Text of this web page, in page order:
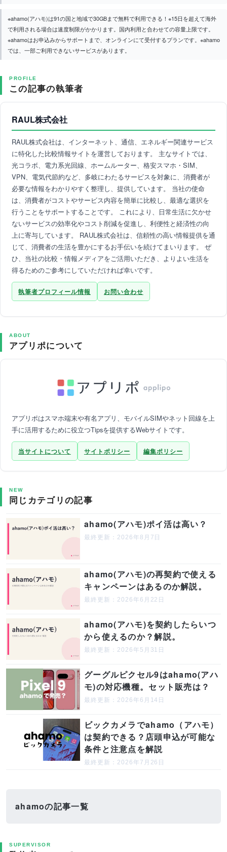
※ahamo(アハモ)は91の国と地域で30GBまで無料で利用できる！※15日を超えて海外
で利用される場合は速度制限がかかります。国内利用と合わせての容量上限です。
※ahamoはお申込みからサポートまで、オンラインにて受付するプランです。※ahamo
では、一部ご利用できないサービスがあります。
PROFILE
この記事の執筆者
RAUL株式会社
RAUL株式会社は、インターネット、通信、エネルギー関連サービス
に特化した比較情報サイトを運営しております。 主なサイトでは、
光コラボ、電力系光回線、ホームルーター、格安スマホ・SIM、
VPN、電気代節約など、多岐にわたるサービスを対象に、消費者が
必要な情報をわかりやすく整理し、提供しています。 当社の使命
は、消費者がコストやサービス内容を簡単に比較し、最適な選択を
行うことをサポートすることです。 これにより、日常生活に欠かせ
ないサービスの効率化やコスト削減を促進し、利便性と経済性の向
上に寄与しています。 RAUL株式会社は、信頼性の高い情報提供を通
じて、消費者の生活を豊かにするお手伝いを続けてまいります。 ぜ
ひ、当社の比較・情報メディアをご活用いただき、よりよい生活を
得るためのご参考にしていただければ幸いです。
執筆者プロフィール情報 お問い合わせ
ABOUT
アプリポについて
アプリポはスマホ端末や有名アプリ、モバイルSIMやネット回線を上
手に活用するために役立つTipsを提供するWebサイトです。
当サイトについて サイトポリシー 編集ポリシー
NEW
同じカテゴリの記事
ahamo(アハモ)ポイ活は高い？
最終更新：2026年8月7日
ahamo(アハモ)の再契約で使える
キャンペーンはあるのか解説。
最終更新：2026年6月22日
ahamo(アハモ)を契約したらいつ
から使えるのか？解説。
最終更新：2026年5月31日
グーグルピクセル9はahamo(アハ
モ)の対応機種。セット販売は？
最終更新：2026年6月14日
ビックカメラでahamo（アハモ）
は契約できる？店頭申込が可能な
条件と注意点を解説
最終更新：2026年7月26日
ahamoの記事一覧
SUPERVISOR